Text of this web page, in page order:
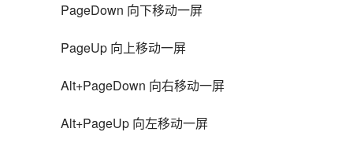
PageDown 向下移动一屏
PageUp 向上移动一屏
Alt+PageDown 向右移动一屏
Alt+PageUp 向左移动一屏